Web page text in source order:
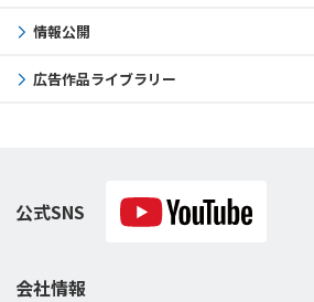
情報公開
広告作品ライブラリー
公式SNS
会社情報